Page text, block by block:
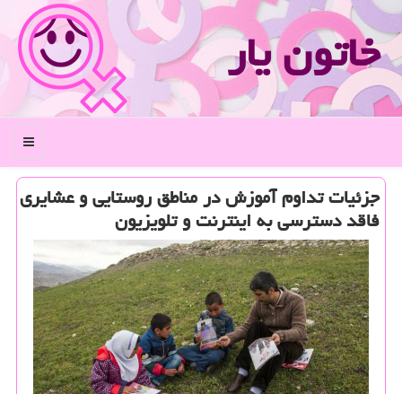
خاتون یار
منو
جزئیات تداوم آموزش در مناطق روستایی و عشایری
فاقد دسترسی به اینترنت و تلویزیون